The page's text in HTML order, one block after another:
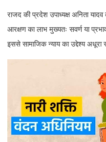
राजद की प्रदेश उपाध्यक्ष अनिता
आरक्षण का लाभ मुख्यतः सवर्ण या
इससे सामाजिक न्याय का उद्देश्य अधूरा